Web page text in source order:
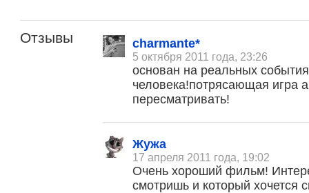
Отзывы charmante*
5 октября 2011 года, 23:26
основан на реальных
человека!потрясающая игра
пересматривать!
Жужа
17 апреля 2011 года, 19:02
Очень хороший фильм!
смотришь и который хочется